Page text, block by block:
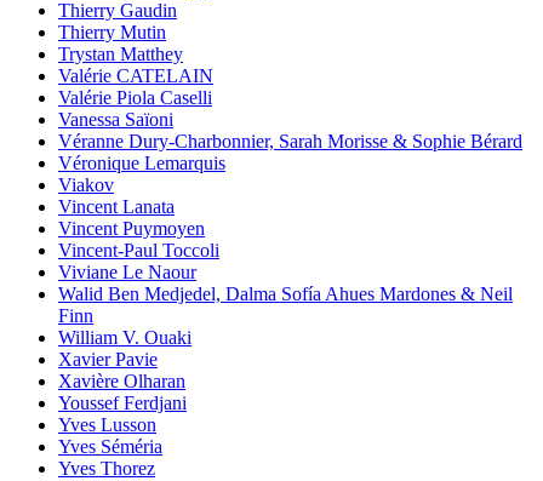
Thierry Gaudin
Thierry Mutin
Trystan Matthey
Valérie CATELAIN
Valérie Piola Caselli
Vanessa Saïoni
Véranne Dury-Charbonnier, Sarah Morisse & Sophie Bérard
Véronique Lemarquis
Viakov
Vincent Lanata
Vincent Puymoyen
Vincent-Paul Toccoli
Viviane Le Naour
Walid Ben Medjedel, Dalma Sofía Ahues Mardones & Neil
Finn
William V. Ouaki
Xavier Pavie
Xavière Olharan
Youssef Ferdjani
Yves Lusson
Yves Séméria
Yves Thorez